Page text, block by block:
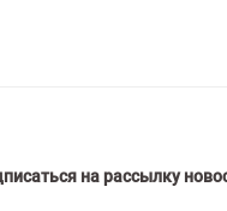
на рассылку